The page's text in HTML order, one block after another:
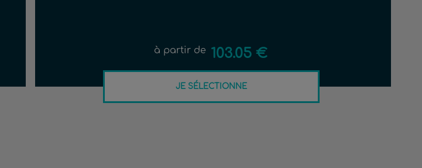
à partir de 103.05 €
JE SÉLECTIONNE